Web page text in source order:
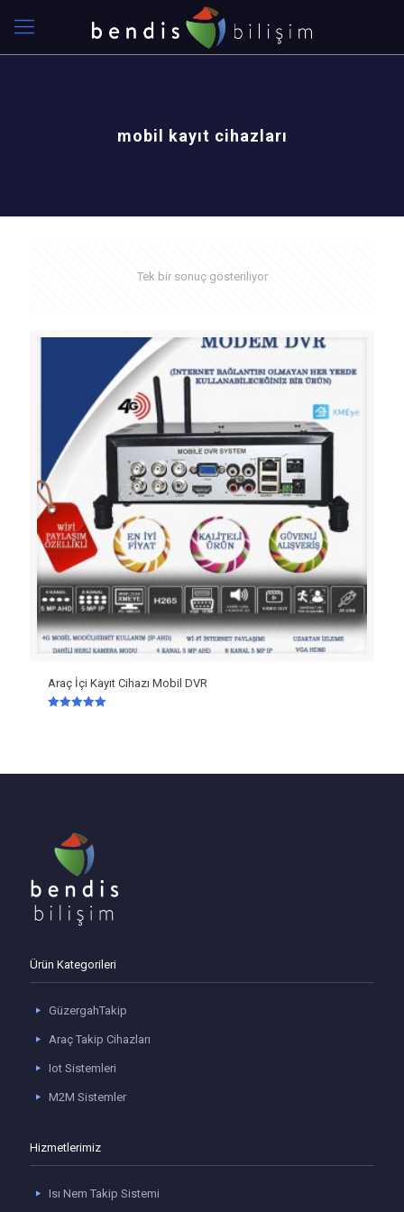
mobil kayıt cihazları
Tek bir sonuç gösteriliyor
Araç İçi Kayıt Cihazı Mobil DVR
Ürün Kategorileri
GüzergahTakip
Araç Takip Cihazları
Iot Sistemleri
M2M Sistemler
Hizmetlerimiz
Isı Nem Takip Sistemi